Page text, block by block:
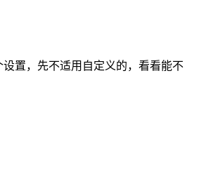
置，先不适用自定义的，看看能不